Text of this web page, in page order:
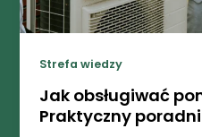
Strefa wiedzy
Jak obsługiwać
Praktyczny